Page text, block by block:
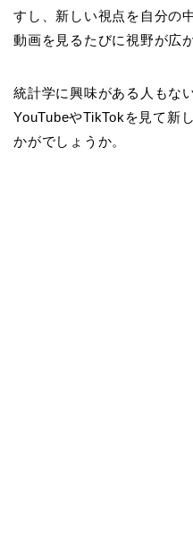
すし、新しい視点を自分の
動画を見るたびに視野が広
統計学に興味がある人もな
YouTubeやTikTokを見て新
かがでしょうか。